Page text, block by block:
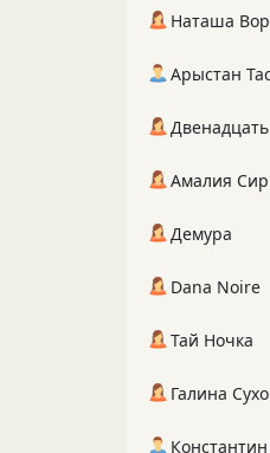
Арыстан
Амалия
Демура
Dana Noire
Тай Ночка
Галина